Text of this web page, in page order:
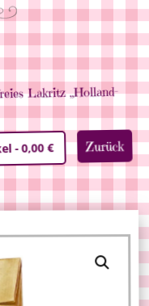
Lakritz „Holland-
Zurück
0,00 €